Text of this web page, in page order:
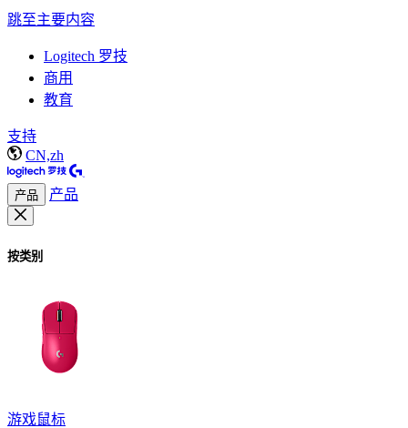
跳至主要内容
Logitech 罗技
商用
教育
支持
CN,zh
产品 产品
按类别
游戏鼠标